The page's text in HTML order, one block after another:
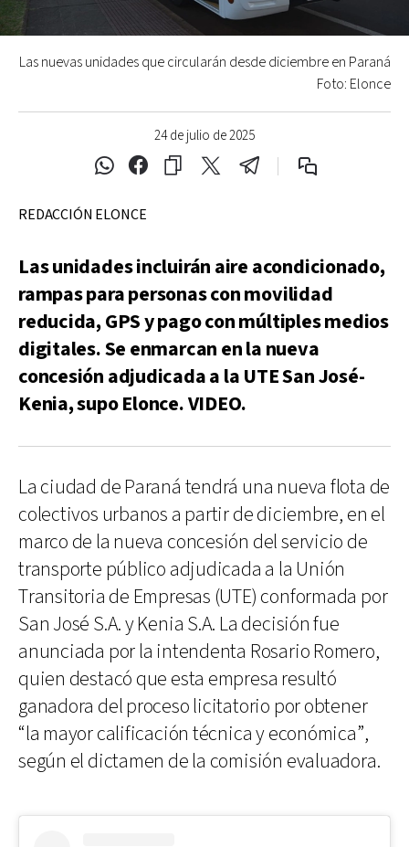
24 de julio de 2025
Las nuevas unidades que circularán desde diciembre en Paraná
Foto: Elonce
REDACCIÓN ELONCE
Las unidades incluirán aire acondicionado,
rampas para personas con movilidad
reducida, GPS y pago con múltiples medios
digitales. Se enmarcan en la nueva
concesión adjudicada a la UTE San José-
Kenia, supo Elonce. VIDEO.
La ciudad de Paraná tendrá una nueva flota de
colectivos urbanos a partir de diciembre, en el
marco de la nueva concesión del servicio de
transporte público adjudicada a la Unión
Transitoria de Empresas (UTE) conformada por
San José S.A. y Kenia S.A. La decisión fue
anunciada por la intendenta Rosario Romero,
quien destacó que esta empresa resultó
ganadora del proceso licitatorio por obtener
“la mayor calificación técnica y económica”,
según el dictamen de la comisión evaluadora.